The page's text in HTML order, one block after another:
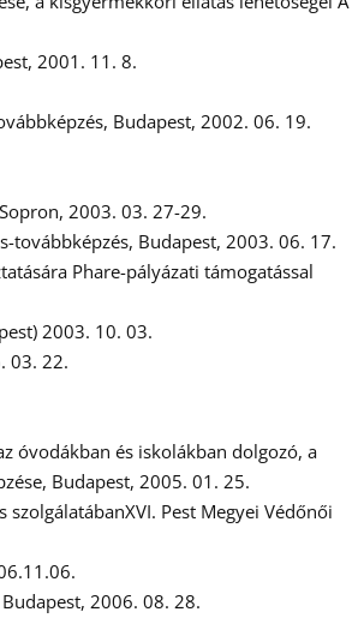
2001. 11. 8.
Budapest, 2002. 06. 19.
2003. 03. 27-29.
továbbképzés, Budapest, 2003. 06. 17.
Phare-pályázati támogatással
2003. 10. 03.
03. 22.
óvodákban és iskolákban dolgozó, a
Budapest, 2005. 01. 25.
szolgálatábanXVI. Pest Megyei Védőnői
2006. 08. 28.